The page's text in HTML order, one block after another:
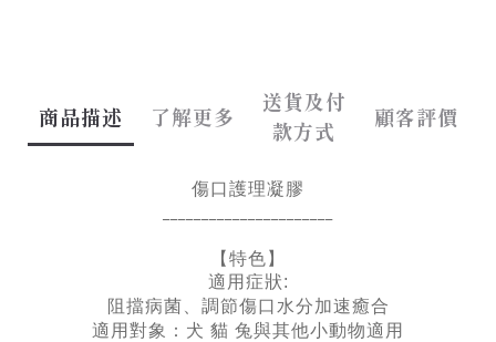
商品描述 了解更多
送貨及付
款方式
顧客評價
傷口護理凝膠
【特色】
適用症狀:
阻擋病菌、調節傷口水分加速癒合
適用對象：犬 貓 兔與其他小動物適用